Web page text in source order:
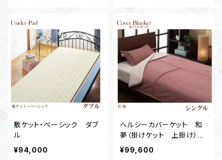
敷ケット・ベーシック ダブ
ル
¥94,000
ヘルシーカバーケット 和
夢（掛けケット 上掛け）シ
ングル
¥99,600